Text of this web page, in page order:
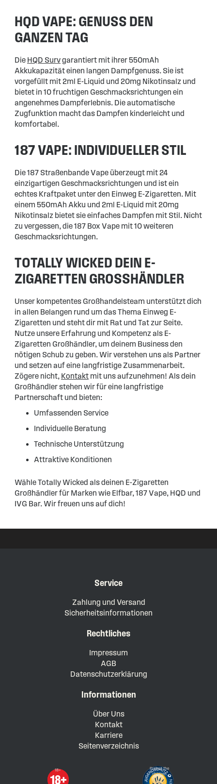
HQD VAPE: GENUSS DEN
GANZEN TAG
Die HQD Survgarantiert mit ihrer 550mAh
Akkukapazität einen langen Dampfgenuss. Sie ist
vorgefüllt mit 2ml E-Liquid und 20mg Nikotinsalz und
bietet in 10 fruchtigen Geschmacksrichtungen ein
angenehmes Dampferlebnis. Die automatische
Zugfunktion macht das Dampfen kinderleicht und
komfortabel.
187 VAPE: INDIVIDUELLER STIL
Die 187 Straßenbande Vape überzeugt mit 24
einzigartigen Geschmacksrichtungen und ist ein
echtes Kraftpaket unter den Einweg E-Zigaretten. Mit
einem 550mAh Akku und 2ml E-Liquid mit 20mg
Nikotinsalz bietet sie einfaches Dampfen mit Stil. Nicht
zu vergessen, die 187 Box Vape mit 10 weiteren
Geschmacksrichtungen.
TOTALLY WICKED DEIN E-
ZIGARETTEN GROSSHÄNDLER
Unser kompetentes Großhandelsteam unterstützt dich
in allen Belangen rund um das Thema Einweg E-
Zigaretten und steht dir mit Rat und Tat zur Seite.
Nutze unsere Erfahrung und Kompetenz als E-
Zigaretten Großhändler, um deinem Business den
nötigen Schub zu geben. Wir verstehen uns als Partner
und setzen auf eine langfristige Zusammenarbeit.
Zögere nicht, Kontakt mit uns aufzunehmen! Als dein
Großhändler stehen wir für eine langfristige
Partnerschaft und bieten:
Umfassenden Service
Individuelle Beratung
Technische Unterstützung
Attraktive Konditionen
Wähle Totally Wicked als deinen E-Zigaretten
Großhändler für Marken wie Elfbar, 187 Vape, HQD und
IVG Bar. Wir freuen uns auf dich!
Service
Zahlung und Versand
Sicherheitsinformationen
Rechtliches
Impressum
AGB
Datenschutzerklärung
Informationen
Über Uns
Kontakt
Karriere
Seitenverzeichnis
18+
Protect the
children